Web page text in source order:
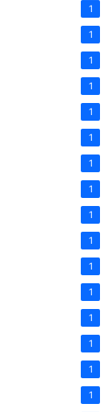
1
1
1
1
1
1
1
1
1
1
1
1
1
1
1
1